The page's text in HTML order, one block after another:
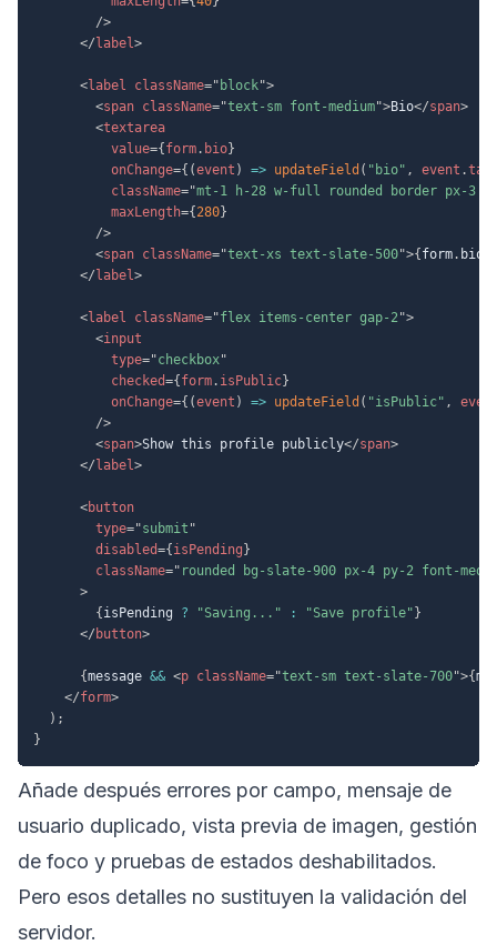
/>
</ label>
<label className=" block">
<span className="text-sm font-medium">Bio</span>
<textarea
value={ form. bio}
onChange={ (event ) => updateField ( "bio" , event .
className="mt-1 h-28 w-full rounded border px-3
maxLength={ 280}
/>
<span className="text-xs text-slate-500">{ form. bio
</ label>
<label className="flex items-center gap-2">
<input
type="checkbox"
checked={ form. isPublic}
onChange={ (event ) => updateField ( "isPublic" ,
/>
<span>Show this profile publicly</span>
</ label>
<button
type="submit "
disabled={ isPending }
className=" rounded bg-slate-900 px-4 py-2 font-
>
{ isPending ? "Saving..." : "Save profile" }
</ button>
{message && <p className="text-sm text-slate-700">{
</form>
) ;
}
Añade después errores por campo, mensaje de
usuario duplicado, vista previa de imagen, gestión
de foco y pruebas de estados deshabilitados.
Pero esos detalles no sustituyen la validación del
servidor.